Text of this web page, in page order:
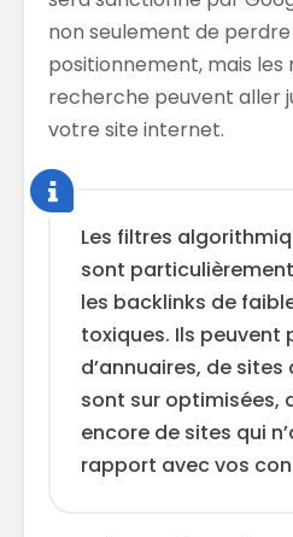
non seulement de
positionnement, mais les
recherche peuvent aller
votre site internet.
Les filtres
sont
les backlinks de
toxiques. Ils peuvent
d’annuaires, de
sont sur optimisées,
encore de sites qui
rapport avec vos